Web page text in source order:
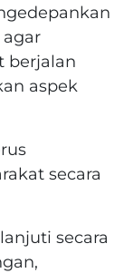
berjalan
aspek
secara
secara